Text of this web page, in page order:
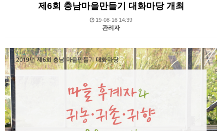
제6회 충남마을만들기 대화마당 개최
19-08-16 14:39
관리자
본문